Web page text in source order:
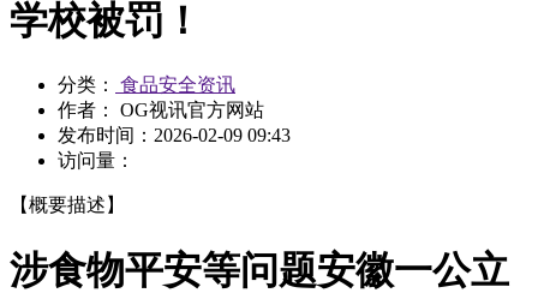
学校被罚！
分类：
食品安全资讯
作者： OG视讯官方网站
发布时间： 2026-02-09 09:43
访问量：
【概要描述】
涉食物平安等问题安徽一公立